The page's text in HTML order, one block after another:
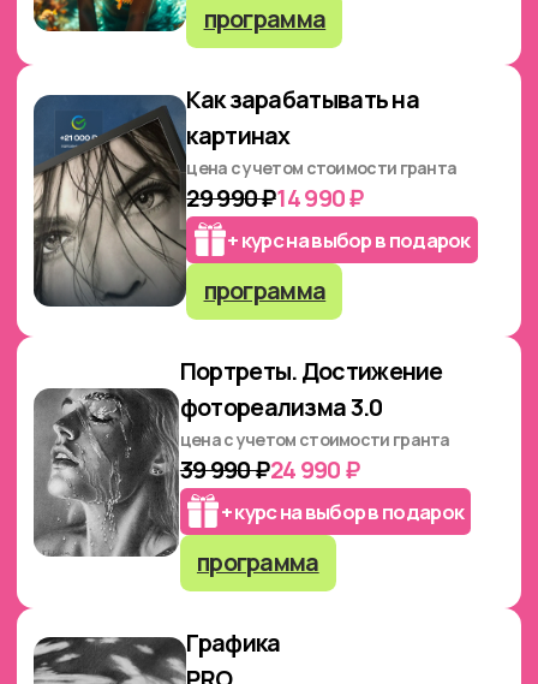
Графика
PRO
+ курс на выбор в подарок
программа
Акрил. Цветочная
поляна 2.0
цена с учетом стоимости гранта
29 990 ₽
+ курс на выбор в подарок
Акриловые мечты:
живопись для вашего
пространства
цена с учетом стоимости гранта
29 990 ₽14 990 ₽
+ курс на выбор в подарок
программа
Графический дизайн с
нуля: от первых шагов до